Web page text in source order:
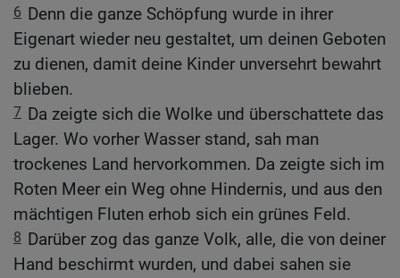
6 Denn die ganze Schöpfung wurde in ihrer
Eigenart wieder neu gestaltet, um deinen Geboten
zu dienen, damit deine Kinder unversehrt bewahrt
blieben.
7 Da zeigte sich die Wolke und überschattete das
Lager. Wo vorher Wasser stand, sah man
trockenes Land hervorkommen. Da zeigte sich im
Roten Meer ein Weg ohne Hindernis, und aus den
mächtigen Fluten erhob sich ein grünes Feld.
8 Darüber zog das ganze Volk, alle, die von deiner
Hand beschirmt wurden, und dabei sahen sie